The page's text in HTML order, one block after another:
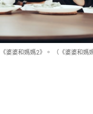
婆婆和媽媽2》。 （《婆婆和媽